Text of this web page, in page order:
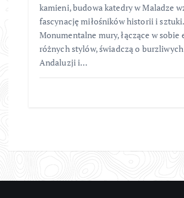
kamieni, budowa katedry w Maladze
fascynację miłośników historii i sztuki.
Monumentalne mury, łączące w sobie
różnych stylów, świadczą o
Andaluzji i…